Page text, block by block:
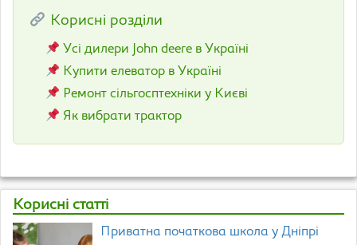
Корисні розділи
Усі дилери John deere в Україні
Купити елеватор в Україні
Ремонт сільгосптехніки у Києві
Як вибрати трактор
Корисні статті
Приватна початкова школа у Дніпрі